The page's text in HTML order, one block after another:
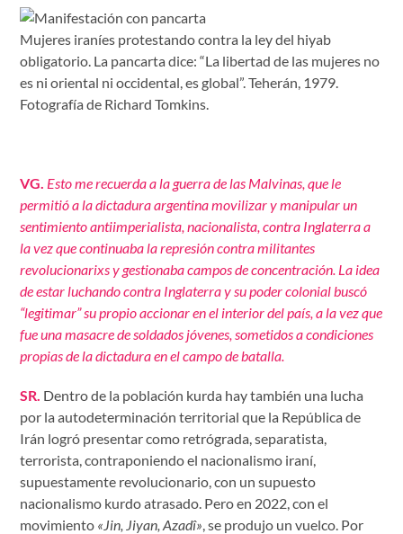
Mujeres iraníes protestando contra la ley del hiyab
obligatorio. La pancarta dice: “La libertad de las mujeres no
es ni oriental ni occidental, es global”. Teherán, 1979.
Fotografía de Richard Tomkins.
VG. Esto me recuerda a la guerra de las Malvinas, que le
permitió a la dictadura argentina movilizar y manipular un
sentimiento antiimperialista, nacionalista, contra Inglaterra a
la vez que continuaba la represión contra militantes
revolucionarixs y gestionaba campos de concentración. La idea
de estar luchando contra Inglaterra y su poder colonial buscó
“legitimar” su propio accionar en el interior del país, a la vez que
fue una masacre de soldados jóvenes, sometidos a condiciones
propias de la dictadura en el campo de batalla.
SR. Dentro de la población kurda hay también una lucha
por la autodeterminación territorial que la República de
Irán logró presentar como retrógrada, separatista,
terrorista, contraponiendo el nacionalismo iraní,
supuestamente revolucionario, con un supuesto
nacionalismo kurdo atrasado. Pero en 2022, con el
movimiento «Jin, Jiyan, Azadî», se produjo un vuelco. Por